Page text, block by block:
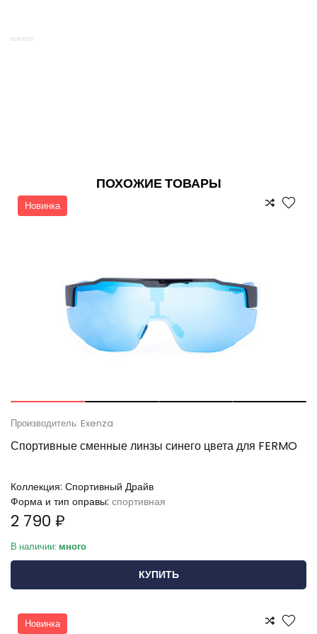
ПОХОЖИЕ ТОВАРЫ
Новинка
Производитель: Exenza
Спортивные сменные линзы синего цвета для FERMO
Коллекция: Спортивный Драйв
Форма и тип оправы: спортивная
2 790 ₽
В наличии: много
КУПИТЬ
Новинка